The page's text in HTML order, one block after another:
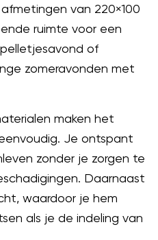
van 220×100
ruimte voor een
of
zomeravonden met
maken het
Je ontspant
zonder je zorgen te
Daarnaast
waardoor je hem
als je de indeling van